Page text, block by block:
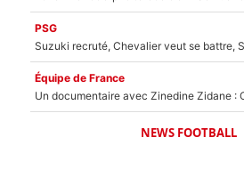
PSG
Équipe de France
NEWS FOOTBALL